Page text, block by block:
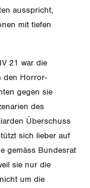
ausspricht,
mit tiefen
21 war die
den Horror-
gegen sie
des
Überschuss
sich lieber auf
gemäss Bundesrat
sie nur die
um die